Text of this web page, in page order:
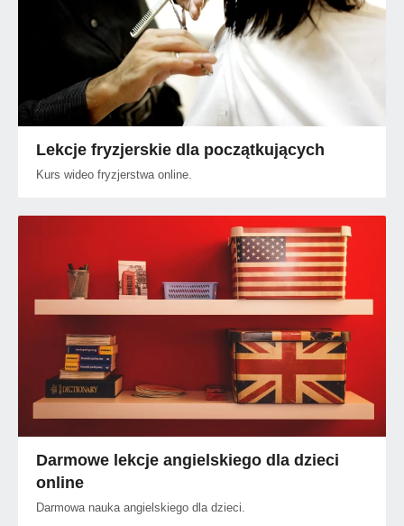
Lekcje fryzjerskie dla początkujących
Kurs wideo fryzjerstwa online.
Darmowe lekcje angielskiego dla dzieci
online
Darmowa nauka angielskiego dla dzieci.